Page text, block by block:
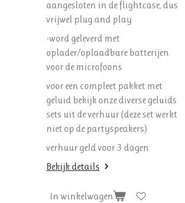
aangesloten in de flightcase, dus
vrijwel plug and play
-word geleverd met
oplader/oplaadbare batterijen
voor de microfoons
voor een compleet pakket met
geluid bekijk onze diverse geluids
sets uit de verhuur (deze set werkt
niet op de partyspeakers)
verhuur geld voor 3 dagen
Bekijk details
In winkelwagen